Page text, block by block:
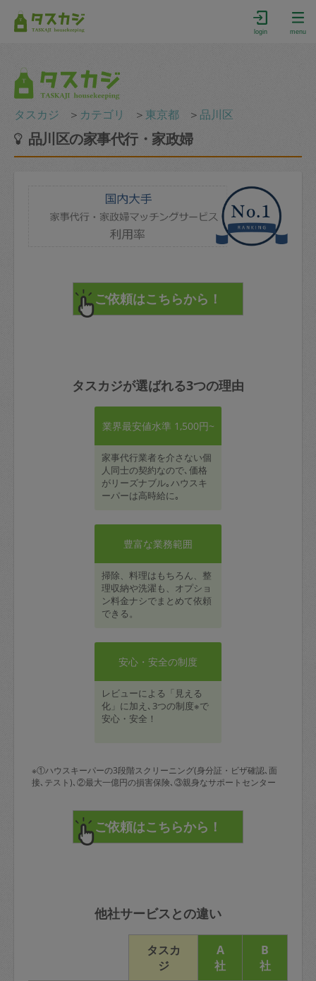
login menu
タスカジ ＞ カテゴリ ＞ 東京都 ＞ 品川区
品川区の家事代行・家政婦
タスカジが選ばれる3つの理由
業界最安値水準 1,500円~
家事代行業者を介さない個
人同士の契約なので､価格
がリーズナブル｡ハウスキ
ーパーは高時給に｡
豊富な業務範囲
掃除、料理はもちろん、整
理収納や洗濯も、オプショ
ン料金ナシでまとめて依頼
できる。
安心・安全の制度
レビューによる「見える
化」に加え､3つの制度※で
安心・安全！
※①ハウスキーパーの3段階スクリーニング(身分証・ビザ確認､面
接､テスト)､②最大一億円の損害保険､③親身なサポートセンター
他社サービスとの違い
タスカ
ジ
A
社
B
社